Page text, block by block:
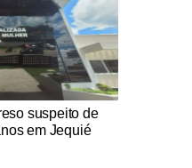
suspeito de
em Jequié